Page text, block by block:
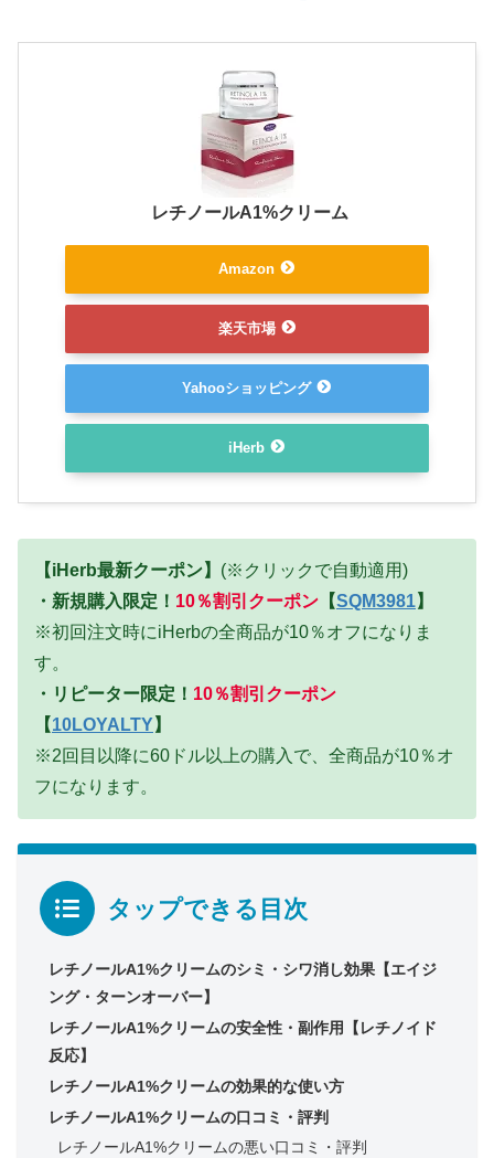
レチノールA1%クリーム
Amazon
楽天市場
Yahooショッピング
iHerb
【iHerb最新クーポン】 (※クリックで自動適用)
・ 新規購入限定！ 10％割引クーポン 【SQM3981】
※初回注文時にiHerbの全商品が10％オフになりま
す。
・ リピーター限定！ 10％割引クーポン
【10LOYALTY】
※2回目以降に60ドル以上の購入で、全商品が10％オ
フになります。
タップできる目次
レチノールA1%クリームのシミ・シワ消し効果【エイジ
ング・ターンオーバー】
レチノールA1%クリームの安全性・副作用【レチノイド
反応】
レチノールA1%クリームの効果的な使い方
レチノールA1%クリームの口コミ・評判
レチノールA1%クリームの悪い口コミ・評判